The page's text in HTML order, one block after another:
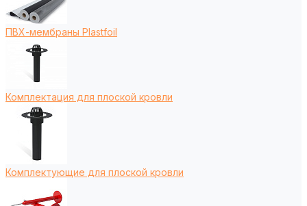
ПВХ-мембраны Plastfoil
Комплектация для плоской кровли
Комплектующие для плоской кровли